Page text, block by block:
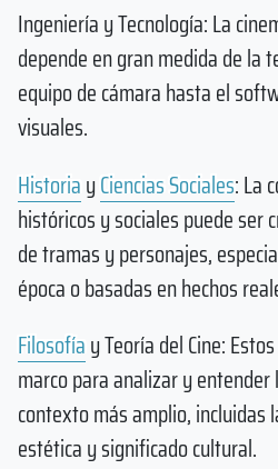
Ingeniería y Tecnología: La
depende en gran medida de la
equipo de cámara hasta el
visuales.
HistoriayCiencias Sociales: La
históricos y sociales puede ser
de tramas y personajes,
época o basadas en hechos
Filosofíay Teoría del Cine:
marco para analizar y
contexto más amplio, incluidas
estética y significado cultural.